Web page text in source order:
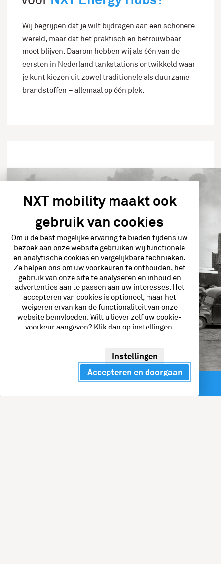
Wij begrijpen dat je wilt bijdragen aan een schonere
wereld, maar dat het praktisch en betrouwbaar
moet blijven. Daarom hebben wij als één van de
eersten in Nederland tankstations ontwikkeld waar
je kunt kiezen uit zowel traditionele als duurzame
brandstoffen – allemaal op één plek.
Direct contact
NXT mobility maakt ook
gebruik van cookies
Om u de best mogelijke ervaring te bieden tijdens uw
bezoek aan onze website gebruiken wij functionele
en analytische cookies en vergelijkbare technieken.
Ze helpen ons om uw voorkeuren te onthouden, het
gebruik van onze site te analyseren en inhoud en
advertenties aan te passen aan uw interesses. Het
accepteren van cookies is optioneel, maar het
weigeren ervan kan de functionaliteit van onze
website beïnvloeden. Wilt u liever zelf uw cookie-
voorkeur aangeven? Klik dan op instellingen.
Instellingen
Accepteren en doorgaan